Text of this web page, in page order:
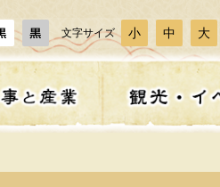
文字サイズ 小 中 大
住民票・証明書等
とお母さんの健診
の方へ
一覧